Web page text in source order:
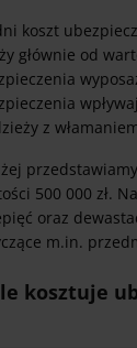
koszt
głównie od
z
500 000 zł.
oraz
m.in.
kosztuje